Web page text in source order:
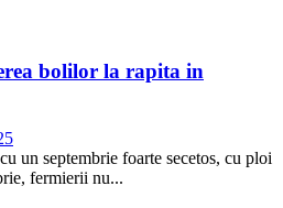
bolilor la rapita in
un septembrie foarte secetos, cu ploi
fermierii nu...